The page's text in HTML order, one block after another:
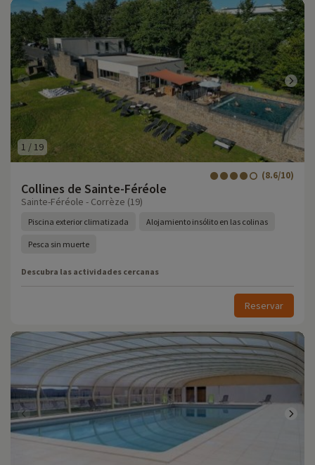
1 / 19
Collines de Sainte-Féréole
(8.6/10)
Sainte-Féréole - Corrèze (19)
Piscina exterior climatizada Alojamiento insólito en las colinas
Pesca sin muerte
Descubra las actividades cercanas
Reservar